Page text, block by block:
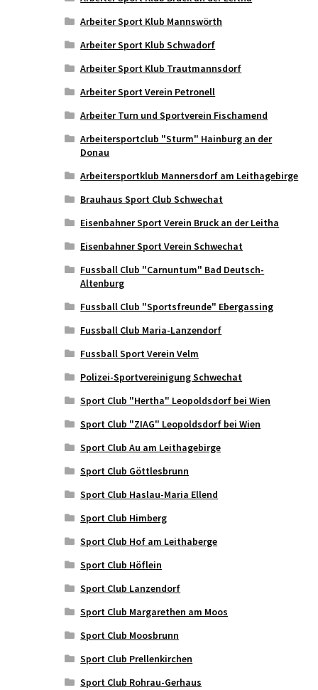
Arbeiter Sport Klub Mannswörth
Arbeiter Sport Klub Schwadorf
Arbeiter Sport Klub Trautmannsdorf
Arbeiter Sport Verein Petronell
Arbeiter Turn und Sportverein Fischamend
Arbeitersportclub "Sturm" Hainburg an der
Donau
Arbeitersportklub Mannersdorf am Leithagebirge
Brauhaus Sport Club Schwechat
Eisenbahner Sport Verein Bruck an der Leitha
Eisenbahner Sport Verein Schwechat
Fussball Club "Carnuntum" Bad Deutsch-
Altenburg
Fussball Club "Sportsfreunde" Ebergassing
Fussball Club Maria-Lanzendorf
Fussball Sport Verein Velm
Polizei-Sportvereinigung Schwechat
Sport Club "Hertha" Leopoldsdorf bei Wien
Sport Club "ZIAG" Leopoldsdorf bei Wien
Sport Club Au am Leithagebirge
Sport Club Göttlesbrunn
Sport Club Haslau-Maria Ellend
Sport Club Himberg
Sport Club Hof am Leithaberge
Sport Club Höflein
Sport Club Lanzendorf
Sport Club Margarethen am Moos
Sport Club Moosbrunn
Sport Club Prellenkirchen
Sport Club Rohrau-Gerhaus